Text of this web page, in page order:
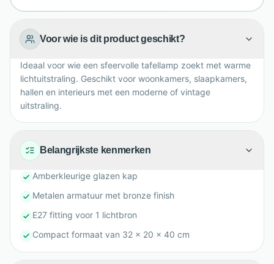
Voor wie is dit product geschikt?
Ideaal voor wie een sfeervolle tafellamp zoekt met warme
lichtuitstraling. Geschikt voor woonkamers, slaapkamers,
hallen en interieurs met een moderne of vintage
uitstraling.
Belangrijkste kenmerken
Amberkleurige glazen kap
Metalen armatuur met bronze finish
E27 fitting voor 1 lichtbron
Compact formaat van 32 x 20 x 40 cm